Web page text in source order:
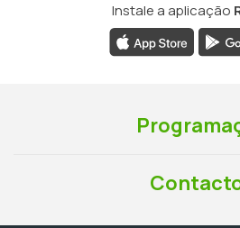
Instale a aplicação